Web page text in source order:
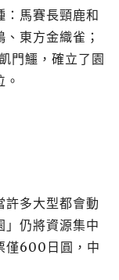
：馬賽長頸鹿和
東方金織雀；
門鱷，確立了園
。
許多大型都會動
」仍將資源集中
僅600日圓，中